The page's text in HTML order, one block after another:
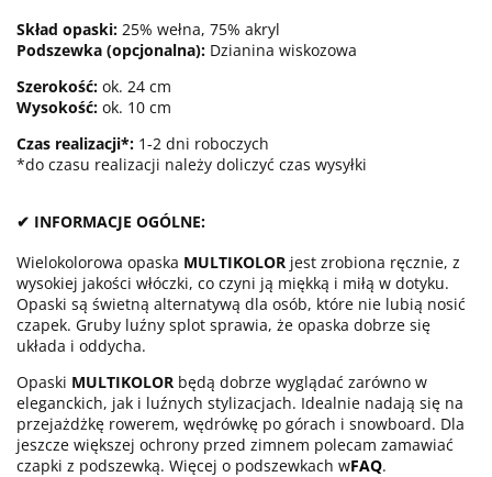
Skład opaski: 25% wełna, 75% akryl
Podszewka (opcjonalna): Dzianina wiskozowa
Szerokość: ok. 24 cm
Wysokość: ok. 10 cm
Czas realizacji*: 1-2 dni roboczych
*do czasu realizacji należy doliczyć czas wysyłki
✔ INFORMACJE OGÓLNE:
Wielokolorowa opaska MULTIKOLOR jest zrobiona ręcznie, z
wysokiej jakości włóczki, co czyni ją miękką i miłą w dotyku.
Opaski są świetną alternatywą dla osób, które nie lubią nosić
czapek. Gruby luźny splot sprawia, że opaska dobrze się
układa i oddycha.
Opaski MULTIKOLOR będą dobrze wyglądać zarówno w
eleganckich, jak i luźnych stylizacjach. Idealnie nadają się na
przejażdżkę rowerem, wędrówkę po górach i snowboard. Dla
jeszcze większej ochrony przed zimnem polecam zamawiać
czapki z podszewką. Więcej o podszewkach wFAQ.